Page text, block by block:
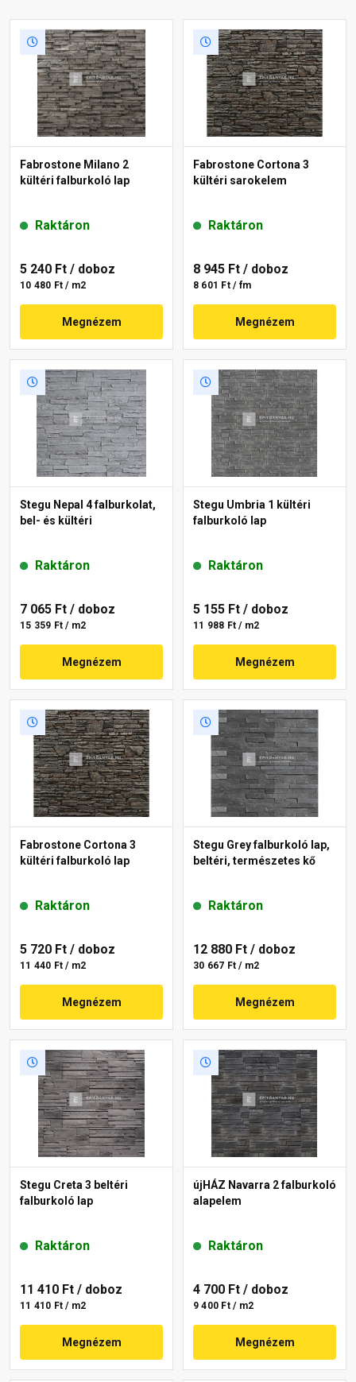
Fabrostone Milano 2
kültéri falburkoló lap
Raktáron
5 240 Ft / doboz
10 480 Ft / m2
Megnézem
Fabrostone Cortona 3
kültéri sarokelem
Raktáron
8 945 Ft / doboz
8 601 Ft / fm
Megnézem
Stegu Nepal 4 falburkolat,
bel- és kültéri
Raktáron
7 065 Ft / doboz
15 359 Ft / m2
Megnézem
Stegu Umbria 1 kültéri
falburkoló lap
Raktáron
5 155 Ft / doboz
11 988 Ft / m2
Megnézem
Fabrostone Cortona 3
kültéri falburkoló lap
Raktáron
5 720 Ft / doboz
11 440 Ft / m2
Megnézem
Stegu Grey falburkoló lap,
beltéri, természetes kő
Raktáron
12 880 Ft / doboz
30 667 Ft / m2
Megnézem
Stegu Creta 3 beltéri
falburkoló lap
Raktáron
11 410 Ft / doboz
11 410 Ft / m2
Megnézem
újHÁZ Navarra 2 falburkoló
alapelem
Raktáron
4 700 Ft / doboz
9 400 Ft / m2
Megnézem